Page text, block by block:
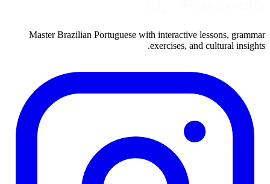
Master Brazilian Portuguese with interactive lessons, grammar
exercises, and cultural insights.